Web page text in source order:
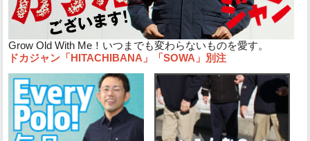
Grow Old With Me！いつまでも変わらないものを愛す。
ドカジャン「HITACHIBANA」「SOWA」別注